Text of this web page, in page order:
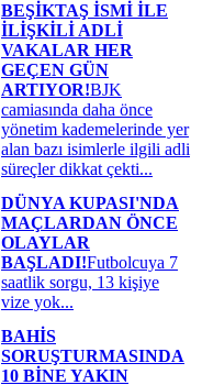
BEŞİKTAŞ İSMİ İLE
İLİŞKİLİ ADLİ
VAKALAR HER
GEÇEN GÜN
ARTIYOR!BJK
camiasında daha önce
yönetim kademelerinde yer
alan bazı isimlerle ilgili adli
süreçler dikkat çekti...
DÜNYA KUPASI'NDA
MAÇLARDAN ÖNCE
OLAYLAR
BAŞLADI!Futbolcuya 7
saatlik sorgu, 13 kişiye
vize yok...
BAHİS
SORUŞTURMASINDA
10 BİNE YAKIN